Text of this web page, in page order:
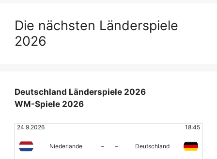
Die nächsten Länderspiele
2026
Deutschland Länderspiele 2026
WM-Spiele 2026
24.9.2026 18:45
Niederlande - - Deutschland